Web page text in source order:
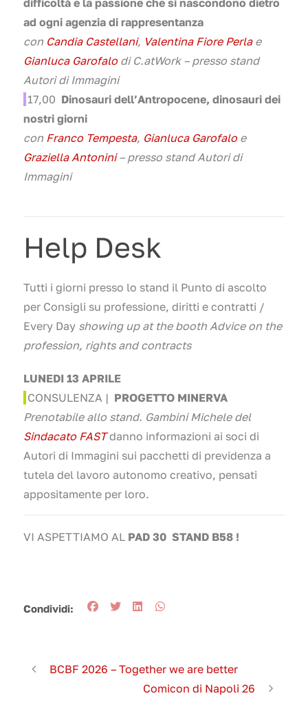
difficoltà e la passione che si nascondono dietro
ad ogni agenzia di rappresentanza
con Candia Castellani, Valentina Fiore Perlae
Gianluca Garofalodi C.atWork – presso stand
Autori di Immagini
17,00 Dinosauri dell’Antropocene, dinosauri dei
nostri giorni
con Franco Tempesta, Gianluca Garofaloe
Graziella Antonini– presso stand Autori di
Immagini
Help Desk
Tutti i giorni presso lo stand il Punto di ascolto
per Consigli su professione, diritti e contratti /
Every Day showing up at the booth Advice on the
profession, rights and contracts
LUNEDI 13 APRILE
CONSULENZA | PROGETTO MINERVA
Prenotabile allo stand. Gambini Michele del
Sindacato FAST danno informazioni ai soci di
Autori di Immagini sui pacchetti di previdenza a
tutela del lavoro autonomo creativo, pensati
appositamente per loro.
VI ASPETTIAMO AL PAD 30 STAND B58 !
Condividi:
BCBF 2026 – Together we are better
Comicon di Napoli 26